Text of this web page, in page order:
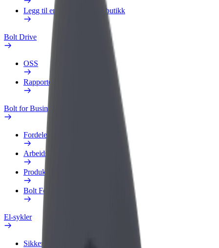
Legg til en restaurant eller butikk
Bolt Drive
OSS
Rapporter et kjøretøy
Bolt for Business
Fordeler
Arbeidsprofil
Produkter
Bolt Food for bedrifter
El-sykler
Sikkerhetslab